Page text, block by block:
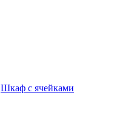
Шкаф с ячейками